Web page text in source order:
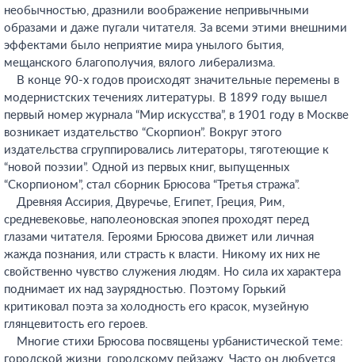
необычностью, дразнили воображение непривычными
образами и даже пугали читателя. За всеми этими внешними
эффектами было неприятие мира унылого бытия,
мещанского благополучия, вялого либерализма.
В конце 90-х годов происходят значительные перемены в
модернистских течениях литературы. В 1899 году вышел
первый номер журнала “Мир искусства”, в 1901 году в Москве
возникает издательство “Скорпион”. Вокруг этого
издательства сгруппировались литераторы, тяготеющие к
“новой поэзии”. Одной из первых книг, выпущенных
“Скорпионом”, стал сборник Брюсова “Третья стража”.
Древняя Ассирия, Двуречье, Египет, Греция, Рим,
средневековье, наполеоновская эпопея проходят перед
глазами читателя. Героями Брюсова движет или личная
жажда познания, или страсть к власти. Никому их них не
свойственно чувство служения людям. Но сила их характера
поднимает их над заурядностью. Поэтому Горький
критиковал поэта за холодность его красок, музейную
глянцевитость его героев.
Многие стихи Брюсова посвящены урбанистической теме:
городской жизни, городскому пейзажу. Часто он любуется